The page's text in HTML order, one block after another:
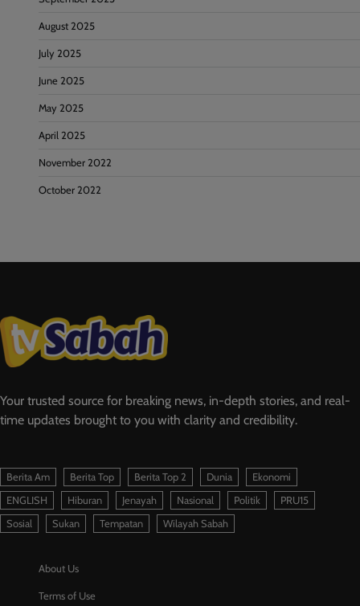
August 2025
July 2025
June 2025
May 2025
April 2025
November 2022
October 2022
Your trusted source for breaking news, in-depth stories, and real-
time updates brought to you with clarity and credibility.
Berita Am Berita Top Berita Top 2 Dunia
Ekonomi
ENGLISH
Hiburan Jenayah Nasional Politik
PRU15
Sosial
Sukan Tempatan Wilayah Sabah
About Us
Terms of Use